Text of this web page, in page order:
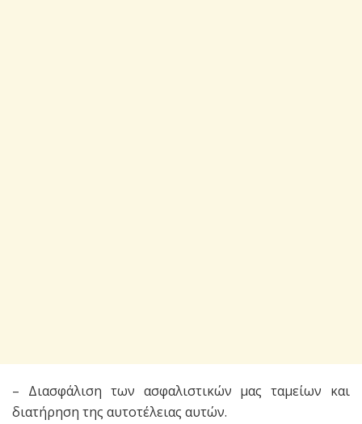
– Διασφάλιση των ασφαλιστικών μας ταμείων και
διατήρηση της αυτοτέλειας αυτών.